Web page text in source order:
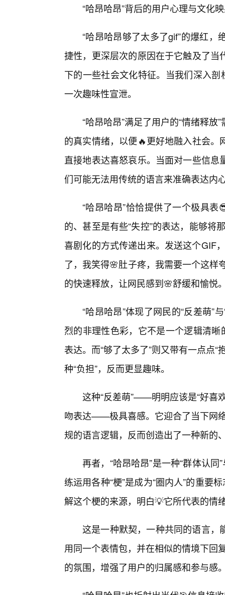
“哈昂哈昂”背后的用户心理与文化
“哈昂哈昂够了太多了gif”的爆红
捷性，更深层次的原因在于它触及了
下的一些社会文化特征。当我们深入
一次趣味性宣泄。
“哈昂哈昂”满足了用户的“情绪释
的真实情绪，以便🔥更好地融入社会
直接地表达喜怒哀乐。当面对一些信
们可能无法用传统的语言来准确表达内
“哈昂哈昂”恰恰提供了一个极具
的、甚至是有些“失控”的表达，能够将
喜剧化的方式传递出来。发送这个GIF
了，我笑得🌸肚子疼，我需要一个这样
的快速释放，让网民感到🌸舒缓和愉悦
“哈昂哈昂”体现了网民的“反差萌”
烈的非理性色彩，它不是一个逻辑清
表达。而“够了太多了”则又带有一点点
种“负担”，反而更显趣味。
这种“反差萌”——明明应该是“好喜
吻表达——极具喜感。它迎合了当下网
规的语言逻辑，反而创造出了一种新的
再者，“哈昂哈昂”是一种“群体认
练运用各种“梗”是成为“圈内人”的重要
解这个梗的来源，明白💡它所代表的情
这是一种默契，一种共同的语言，
用同一个表情包，并在相似的情境下回
的氛围，增强了用户的归属感和参与感